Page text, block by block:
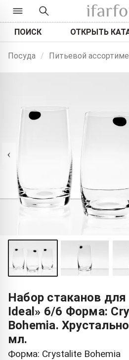
ПОИСК ОТКРЫТЬ
Посуда / Питьевой
‹
Набор стаканов
Ideal» 6/6 Форма:
Bohemia.
мл.
Форма: Crystalite Bohemia